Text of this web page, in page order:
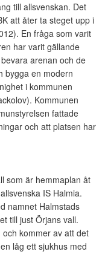
till allsvenskan. Det
att åter ta steget upp i
En fråga som varit
har varit gällande
arenan och de
bygga en modern
i kommunen
Kommunen
fattade
och att platsen har
som är hemmaplan åt
IS Halmia.
namnet Halmstads
till just Örjans vall.
och kommer av att det
låg ett sjukhus med